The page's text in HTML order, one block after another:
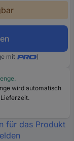
mit )
wird automatisch
für das Produkt